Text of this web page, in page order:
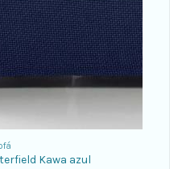
Kawa azul